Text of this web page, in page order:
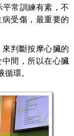
常訓練有素，不
受傷，最重要的
判斷按摩心臟的
間，所以在心臟
循環。